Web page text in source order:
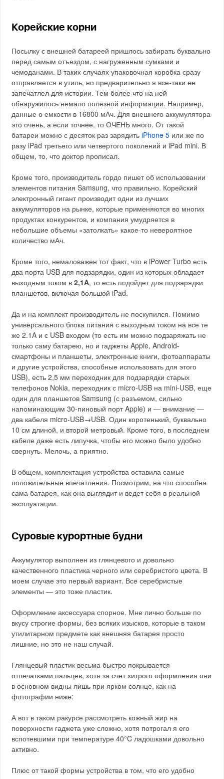
Корейские корни
Посылку с внешней батареей пришлось забирать буквально
перед самым отъездом, с нагруженным сумками и
чемоданами. В таких случаях упаковочная коробка сразу
отправляется в утиль, но предварительно я все-таки ее
запечатлел для истории. Тем более что на ней
обнаружилось немало полезной информации. Например,
данные о емкости в 16800 мАч. Для внешнего аккумулятора
это очень, а если точнее, то ОЧЕНЬ много. От такой
батареи можно с десяток раз зарядитьiPhone 5 или же по
разу iPad третьего или четвертого поколений и iPad mini. В
общем, то, что доктор прописал.
Кроме того, производитель гордо пишет об использовании
элементов питания Samsung, что правильно. Корейский
электронный гигант производит одни из лучших
аккумуляторов на рынке, которые применяются во многих
продуктах конкурентов, и компания умудряется в
небольшие объемы «затолкать» какое-то невероятное
количество мАч.
Кроме того, немаловажен тот факт, что в iPower Turbo есть
два порта USB для подзарядки, один из которых обладает
выходным током в2,1A, то есть подойдет для подзарядки
планшетов, включая большой iPad.
Да и на комплект производитель не поскупился. Помимо
универсального блока питания с выходным током на все те
же 2.1A и с USB входом (то есть им можно подзаряжать не
только саму батарею, но и гаджеты Apple, Android-
смартфоны и планшеты, электронные книги, фотоаппараты
и другие устройства, способные использовать для этого
USB), есть 2,5 мм переходник для подзарядки старых
телефонов Nokia, переходник с micro-USB на mini-USB, еще
один для планшетов Samsung (с разъемом, сильно
напоминающим 30-пиновый порт Apple) и — внимание —
два кабеля micro-USB→USB. Один коротенький, буквально
10 см длиной, и второй метровый. Кроме того, в последнем
кабеле даже есть липучка, чтобы его можно было удобно
свернуть. Мелочь, а приятно.
В общем, комплектация устройства оставила самые
положительные впечатления. Посмотрим, на что способна
сама батарея, как она выглядит и ведет себя в реальной
эксплуатации.
Суровые курортные будни
Аккумулятор выполнен из глянцевого и довольно
качественного пластика черного или серебристого цвета. В
моем случае это первый вариант. Все серебристые
элементы — это тоже пластик.
Оформление аксессуара спорное. Мне лично больше по
вкусу строгие формы, без всяких изысков, которые в таком
утилитарном предмете как внешняя батарея просто
лишние, но это не наш случай.
Глянцевый пластик весьма быстро покрывается
отпечатками пальцев, хотя за счет хитрого оформления они
в основном видны лишь при ярком солнце, как на
фотографии ниже:
А вот в таком ракурсе рассмотреть кожный жир на
поверхности гаджета уже сложно, хотя потрогал я его
вспотевшими при температуре 40°C ладошками довольно
активно.
Плюс от такой формы устройства в том, что его удобно